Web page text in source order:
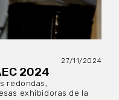
27/11/2024
2024
redondas,
exhibidoras de la